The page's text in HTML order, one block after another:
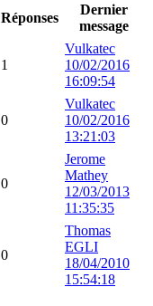
Réponses
Dernier
message
1
Vulkatec
10/02/2016
16:09:54
0
Vulkatec
10/02/2016
13:21:03
0
Jerome
Mathey
12/03/2013
11:35:35
0
Thomas
EGLI
18/04/2010
15:54:18